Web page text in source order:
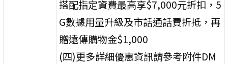
搭配指定資費最高享$7,000元折扣，5
G數據用量升級及市話通話費折抵，再
贈遠傳購物金$1,000
(四)更多詳細優惠資訊請參考附件DM